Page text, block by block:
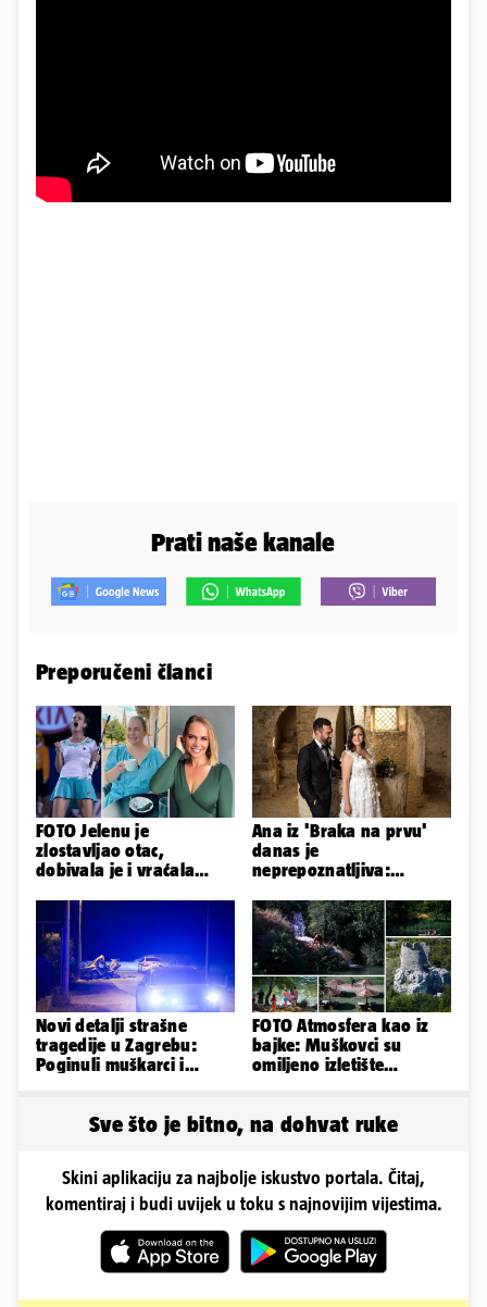
Prati naše kanale
Preporučeni članci
FOTO Jelenu je
zlostavljao otac,
dobivala je i vraćala
tukao šakama'
Ana iz 'Braka na prvu'
danas je
neprepoznatljiva:
ovako sad izgleda
Novi detalji strašne
tragedije u Zagrebu:
Poginuli muškarci i
FOTO Atmosfera kao iz
bajke: Muškovci su
omiljeno izletište
Sve što je bitno, na dohvat ruke
Skini aplikaciju za najbolje iskustvo portala. Čitaj,
komentiraj i budi uvijek u toku s najnovijim vijestima.